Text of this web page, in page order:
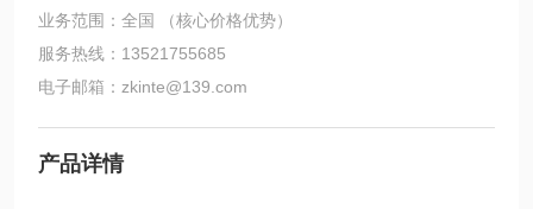
业务范围：全国 （核心价格优势）
服务热线：13521755685
电子邮箱：zkinte@139.com
产品详情